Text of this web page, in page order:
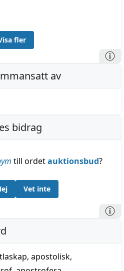
fler
av
bidrag
till ordetauktionsbud?
Vet inte
, apostolisk,